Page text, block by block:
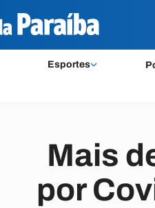
Esportes
Mais
por